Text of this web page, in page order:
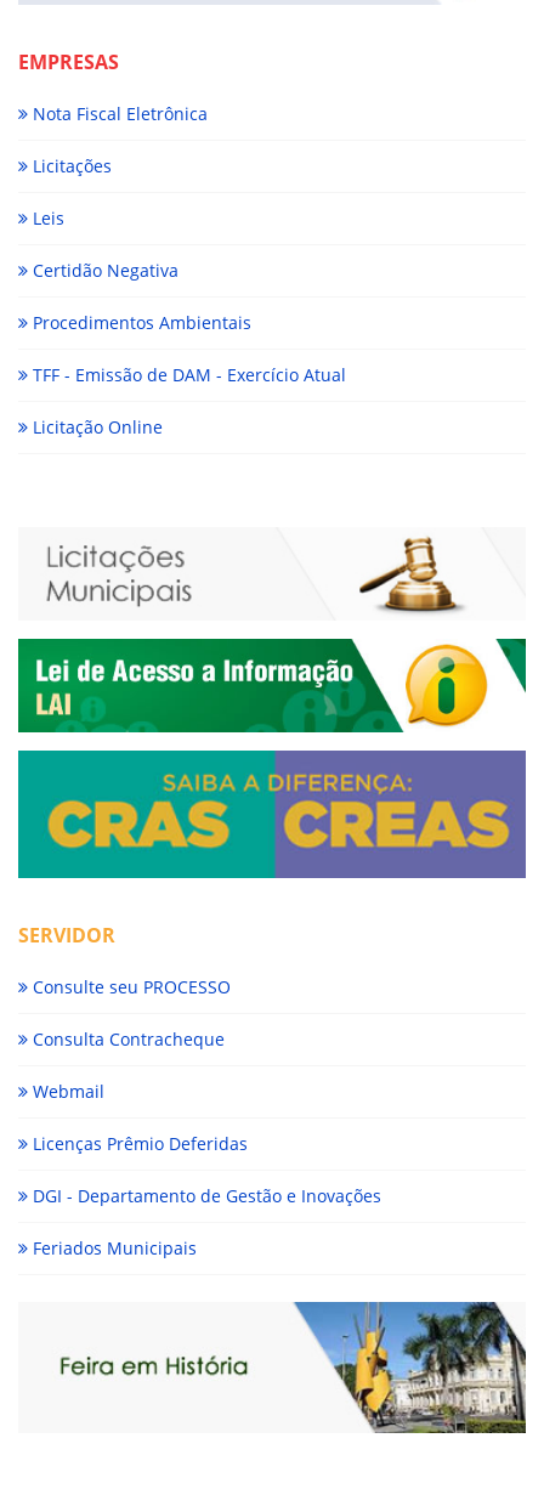
EMPRESAS
Nota Fiscal Eletrônica
Licitações
Leis
Certidão Negativa
Procedimentos Ambientais
TFF - Emissão de DAM - Exercício Atual
Licitação Online
SERVIDOR
Consulte seu PROCESSO
Consulta Contracheque
Webmail
Licenças Prêmio Deferidas
DGI - Departamento de Gestão e Inovações
Feriados Municipais